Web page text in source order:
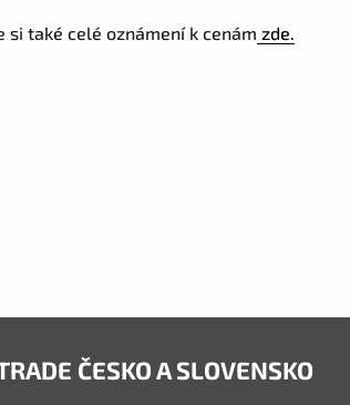
si také celé oznámení k cenám zde.
ČESKO A SLOVENSKO